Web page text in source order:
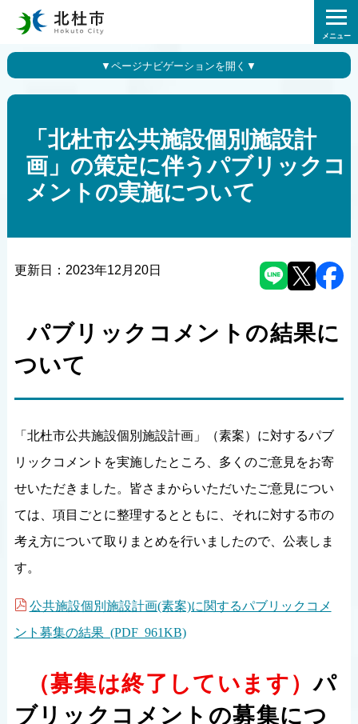
メニュー
「北杜市公共施設個別施設計
画」の策定に伴うパブリックコ
メントの実施について
更新日： 2023年12月20日
パブリックコメントの結果に
ついて
「北杜市公共施設個別施設計画」（素案）に対するパブ
リックコメントを実施したところ、多くのご意見をお寄
せいただきました。皆さまからいただいたご意見につい
ては、項目ごとに整理するとともに、それに対する市の
考え方について取りまとめを行いましたので、公表しま
す。
公共施設個別施設計画(素案)に関するパブリックコメ
ント募集の結果 (PDF 961KB)
（募集は終了しています）パ
ブリックコメントの募集につ